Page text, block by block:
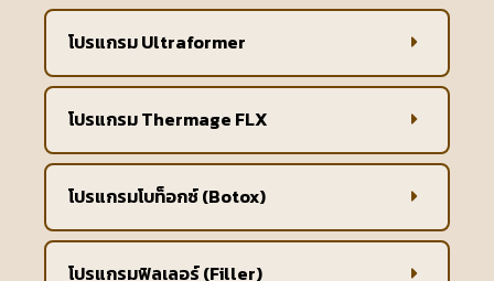
โปรแกรม Ultraformer
โปรแกรม Thermage FLX
โปรแกรมโบท็อกซ์ (Botox)
โปรแกรมฟิลเลอร์ (Filler)